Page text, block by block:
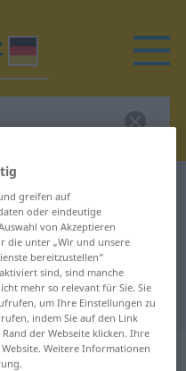
borga
greifen auf
oder eindeutige
von Akzeptieren
die unter „Wir und unsere
bereitzustellen“
sind, sind manche
mehr so relevant für Sie. Sie
um Ihre Einstellungen zu
indem Sie auf den Link
der Webseite klicken. Ihre
Weitere Informationen